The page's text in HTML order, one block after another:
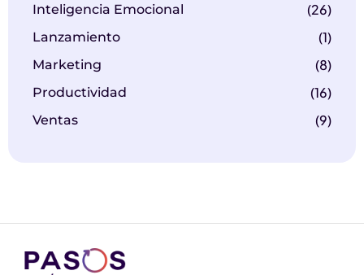
Inteligencia Emocional (26)
Lanzamiento (1)
Marketing (8)
Productividad (16)
Ventas (9)